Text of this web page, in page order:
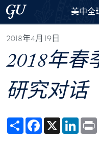
Skip to 美中全球议题对话项
Skip to main content
Georgetown University
美中全
2018年4月19日
2018年春
研究对话
ShareFacebook
X